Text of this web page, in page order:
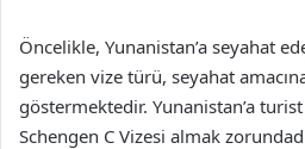
Öncelikle, Yunanistan’a seyahat
gereken vize türü, seyahat
göstermektedir. Yunanistan’a
Schengen C Vizesi almak